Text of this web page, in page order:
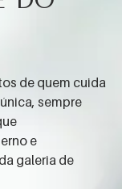
de quem cuida
sempre
e
galeria de